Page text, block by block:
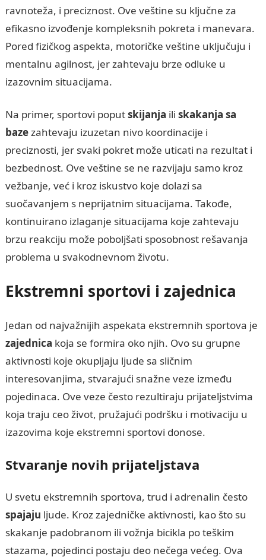
ravnoteža, i preciznost. Ove veštine su ključne za
efikasno izvođenje kompleksnih pokreta i manevara.
Pored fizičkog aspekta, motoričke veštine uključuju i
mentalnu agilnost, jer zahtevaju brze odluke u
izazovnim situacijama.
Na primer, sportovi poputskijanja ili skakanja sa
bazezahtevaju izuzetan nivo koordinacije i
preciznosti, jer svaki pokret može uticati na rezultat i
bezbednost. Ove veštine se ne razvijaju samo kroz
vežbanje, već i kroz iskustvo koje dolazi sa
suočavanjem s neprijatnim situacijama. Takođe,
kontinuirano izlaganje situacijama koje zahtevaju
brzu reakciju može poboljšati sposobnost rešavanja
problema u svakodnevnom životu.
Ekstremni sportovi i zajednica
Jedan od najvažnijih aspekata ekstremnih sportova je
zajednica koja se formira oko njih. Ovo su grupne
aktivnosti koje okupljaju ljude sa sličnim
interesovanjima, stvarajući snažne veze između
pojedinaca. Ove veze često rezultiraju prijateljstvima
koja traju ceo život, pružajući podršku i motivaciju u
izazovima koje ekstremni sportovi donose.
Stvaranje novih prijateljstava
U svetu ekstremnih sportova, trud i adrenalin često
spajaju ljude. Kroz zajedničke aktivnosti, kao što su
skakanje padobranom ili vožnja bicikla po teškim
stazama, pojedinci postaju deo nečega većeg. Ova